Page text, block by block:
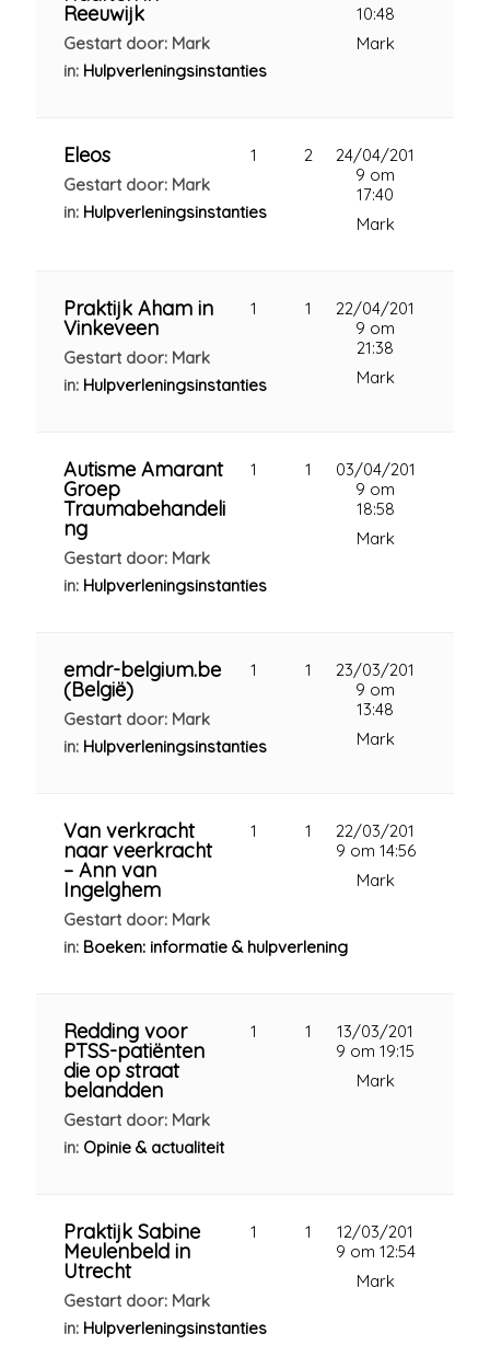
Reeuwijk
Gestart door: Mark
in: Hulpverleningsinstanties
10:48
Mark
Eleos
Gestart door: Mark
in: Hulpverleningsinstanties
1 2
24/04/201
9 om
17:40
Mark
Praktijk Aham in
Vinkeveen
Gestart door: Mark
in: Hulpverleningsinstanties
1 1
22/04/201
9 om
21:38
Mark
Autisme Amarant
Groep
Traumabehandeli
ng
Gestart door: Mark
in: Hulpverleningsinstanties
1 1
03/04/201
9 om
18:58
Mark
emdr-belgium.be
(België)
Gestart door: Mark
in: Hulpverleningsinstanties
1 1
23/03/201
9 om
13:48
Mark
Van verkracht
naar veerkracht
– Ann van
Ingelghem
Gestart door: Mark
in: Boeken: informatie & hulpverlening
1 1
22/03/201
9 om 14:56
Mark
Redding voor
PTSS-patiënten
die op straat
belandden
Gestart door: Mark
in: Opinie & actualiteit
1 1
13/03/201
9 om 19:15
Mark
Praktijk Sabine
Meulenbeld in
Utrecht
Gestart door: Mark
in: Hulpverleningsinstanties
1 1
12/03/201
9 om 12:54
Mark